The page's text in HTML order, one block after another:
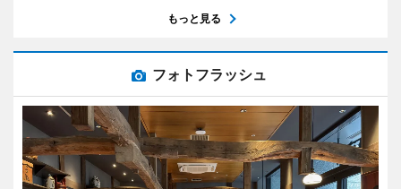
もっと見る
フォトフラッシュ